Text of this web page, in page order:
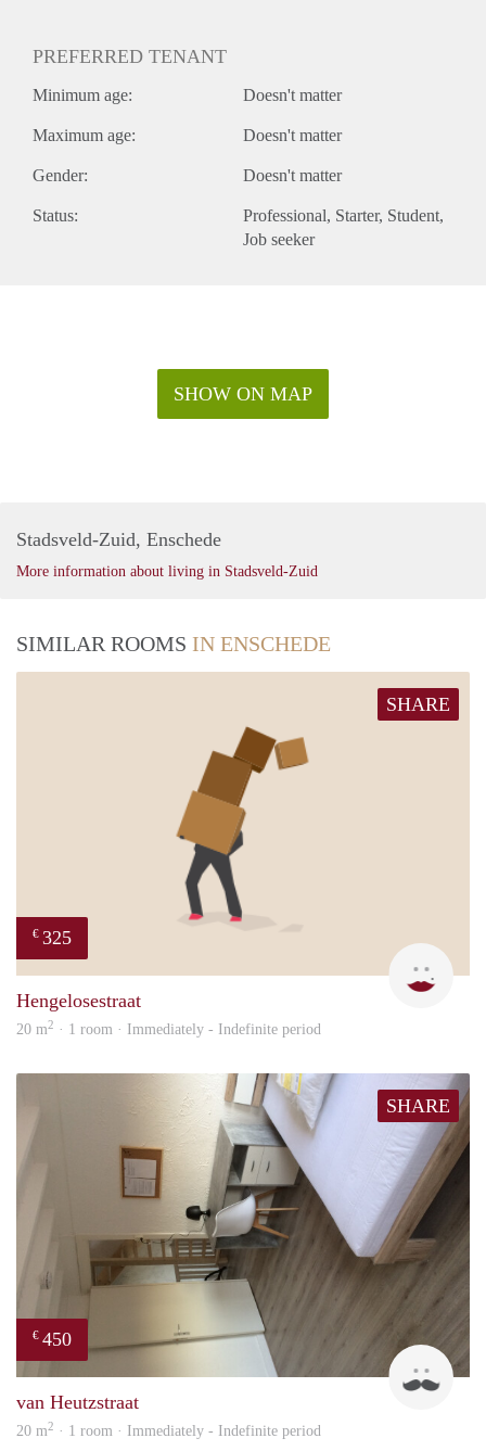
PREFERRED TENANT
Minimum age: Doesn't matter
Maximum age: Doesn't matter
Gender: Doesn't matter
Status: Professional Starter Student
Job seeker
SHOW ON MAP
Stadsveld-Zuid, Enschede
More information about living in Stadsveld-Zuid
SIMILAR ROOMS IN ENSCHEDE
SHARE
€ 325
Hengelosestraat
20 m2 · 1 room · Immediately - Indefinite period
SHARE
€ 450
van Heutzstraat
20 m2 · 1 room · Immediately - Indefinite period